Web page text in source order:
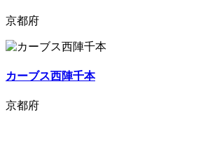
京都府
カーブス西陣千本
京都府